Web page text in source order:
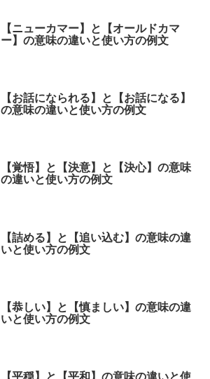
【ニューカマー】と【オールドカマ
ー】の意味の違いと使い方の例文
【お話になられる】と【お話になる】
の意味の違いと使い方の例文
【覚悟】と【決意】と【決心】の意味
の違いと使い方の例文
【詰める】と【追い込む】の意味の違
いと使い方の例文
【恭しい】と【慎ましい】の意味の違
いと使い方の例文